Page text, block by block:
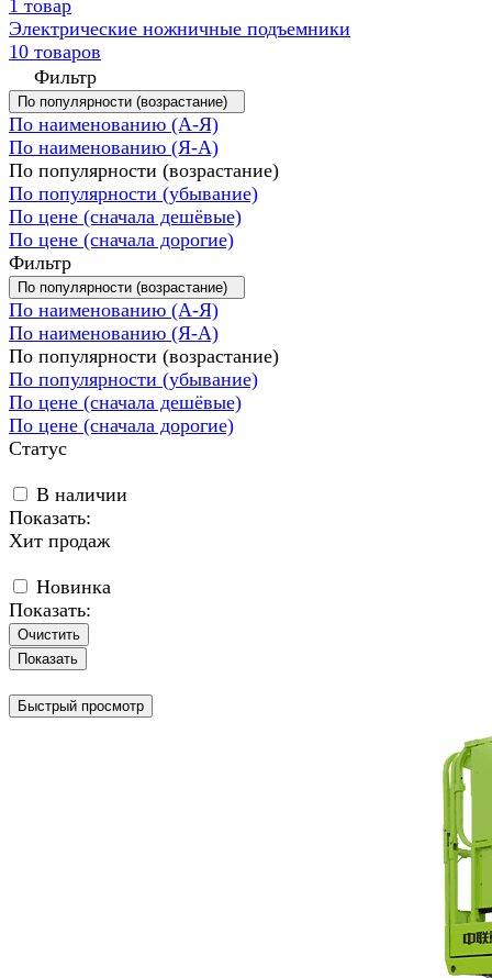
1 товар
Электрические ножничные подъемники
10 товаров
Фильтр
По популярности (возрастание)
По наименованию (А-Я)
По наименованию (Я-А)
По популярности (возрастание)
По популярности (убывание)
По цене (сначала дешёвые)
По цене (сначала дорогие)
Фильтр
По популярности (возрастание)
По наименованию (А-Я)
По наименованию (Я-А)
По популярности (возрастание)
По популярности (убывание)
По цене (сначала дешёвые)
По цене (сначала дорогие)
Статус
В наличии
Показать:
Хит продаж
Новинка
Показать:
Очистить
Быстрый просмотр